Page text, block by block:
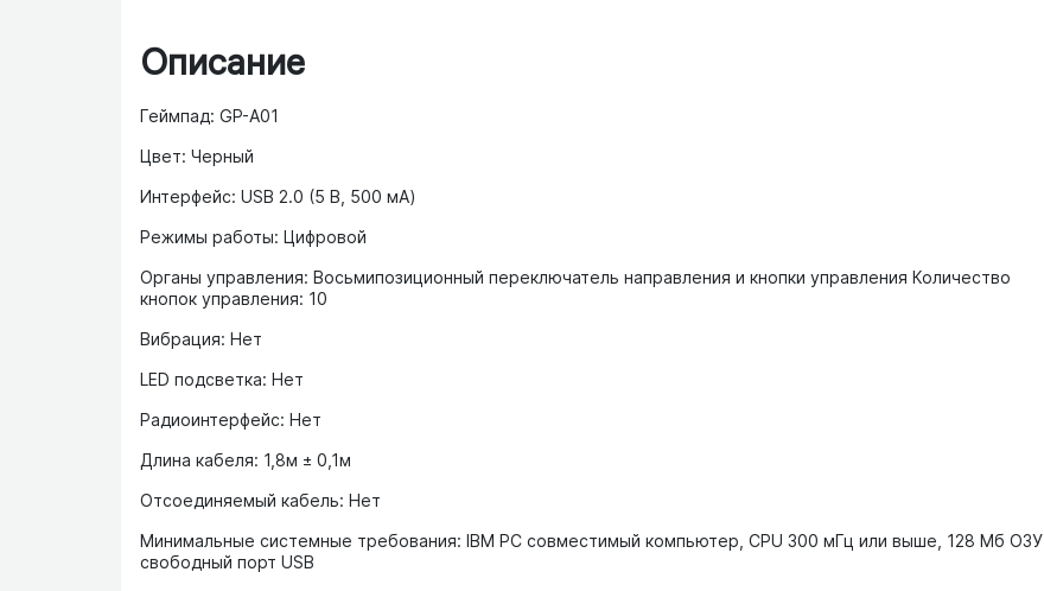
Описание
Геймпад: GP-A01
Цвет: Черный
Интерфейс: USB 2.0 (5 В, 500 мА)
Режимы работы: Цифровой
Органы управления: Восьмипозиционный переключатель направления и кнопки управления Количество
кнопок управления: 10
Вибрация: Нет
LED подсветка: Нет
Радиоинтерфейс: Нет
Длина кабеля: 1,8м ± 0,1м
Отсоединяемый кабель: Нет
Минимальные системные требования: IBM PC совместимый компьютер, CPU 300 мГц или выше, 128 Мб ОЗУ,
свободный порт USB